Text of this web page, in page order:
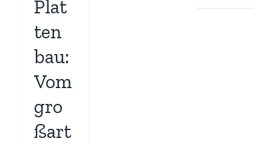
Plat
ten
bau:
Vom
gro
ßart